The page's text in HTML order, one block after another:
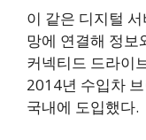
이 같은 디지털
망에 연결해 정
커넥티드 드라이
2014년 수입차
국내에 도입했다.